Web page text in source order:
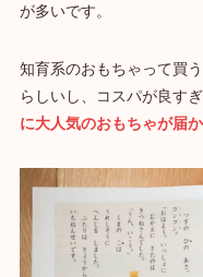
が多いです。
知育系のおもちゃって買
らしいし、コスパが良すぎ
に大人気のおもちゃが届